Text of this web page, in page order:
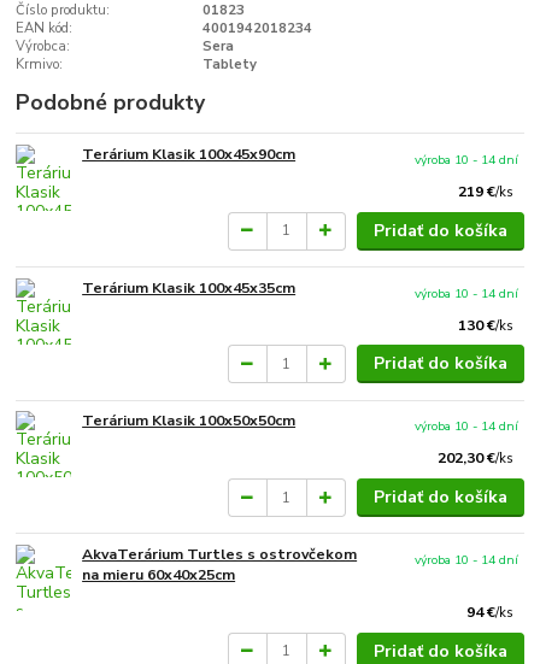
Číslo produktu:
01823
EAN kód:
4001942018234
Výrobca:
Sera
Krmivo:
Tablety
Podobné produkty
Terárium Klasik 100x45x90cm
219 €/ks
výroba 10 - 14 dní
Pridať do košíka
Terárium Klasik 100x45x35cm
130 €/ks
výroba 10 - 14 dní
Pridať do košíka
Terárium Klasik 100x50x50cm
202,30 €/ks
výroba 10 - 14 dní
Pridať do košíka
AkvaTerárium Turtles s ostrovčekom
na mieru 60x40x25cm
94 €/ks
výroba 10 - 14 dní
Pridať do košíka